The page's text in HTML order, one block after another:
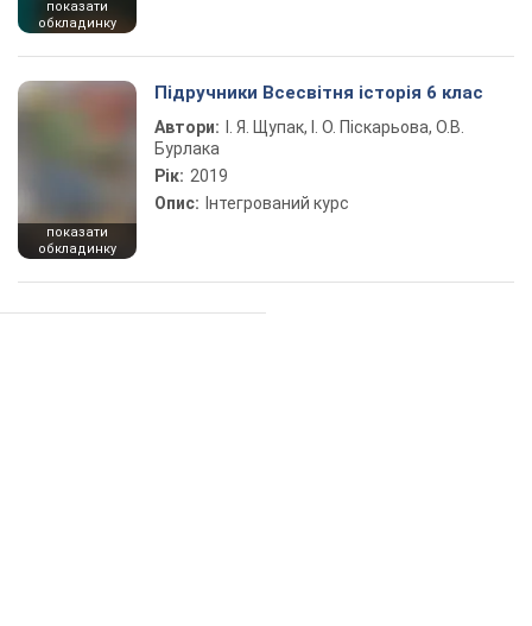
показати
обкладинку
показати
обкладинку
Підручники Всесвітня історія 6 клас
Автори:
І. Я. Щупак, І. О. Піскарьова, О.В.
Бурлака
Рік: 2019
Опис: Інтегрований курс